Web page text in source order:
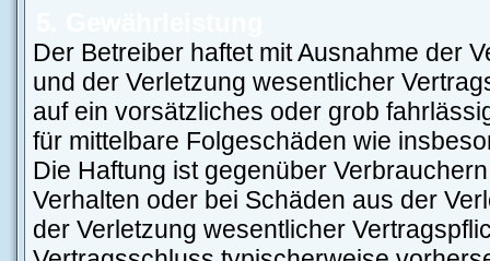
Der Betreiber haftet mit Ausnahme der
und der Verletzung wesentlicher
auf ein vorsätzliches oder grob
für mittelbare Folgeschäden wie
Die Haftung ist gegenüber
Verhalten oder bei Schäden aus der
der Verletzung wesentlicher